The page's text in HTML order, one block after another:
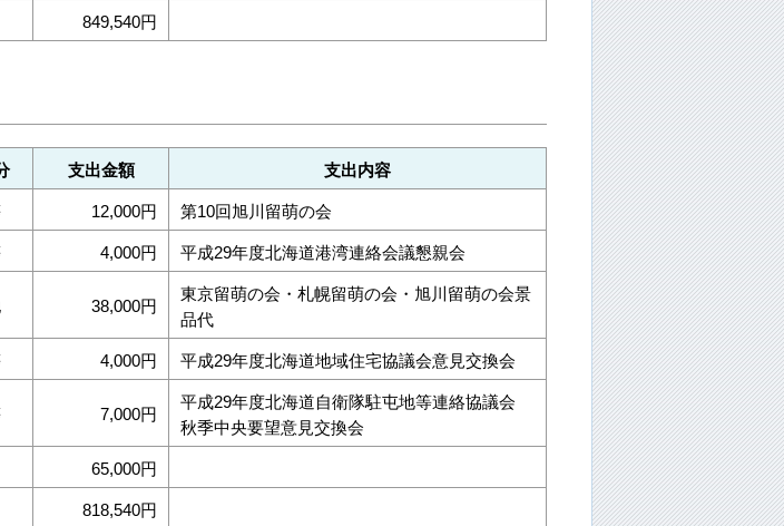
849,540円
支出金額 支出内容
12,000円 第10回旭川留萌の会
4,000円 平成29年度北海道港湾連絡会議懇親会
38,000円
東京留萌の会・札幌留萌の会・旭川留萌の会景
品代
4,000円 平成29年度北海道地域住宅協議会意見交換会
7,000円
平成29年度北海道自衛隊駐屯地等連絡協議会
秋季中央要望意見交換会
65,000円
818,540円